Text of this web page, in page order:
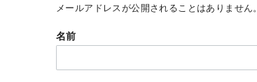
メールアドレスが公開されることはありません。
名前